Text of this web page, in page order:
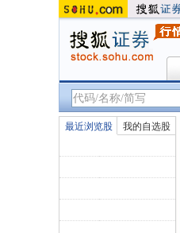
最近浏览股 我的自选股